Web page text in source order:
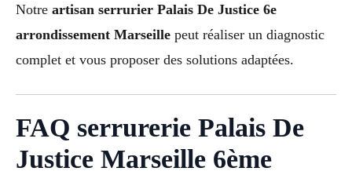
Notre artisan serrurier Palais De Justice 6e
arrondissement Marseille peut réaliser un diagnostic
complet et vous proposer des solutions adaptées.
FAQ serrurerie Palais De
Justice Marseille 6ème